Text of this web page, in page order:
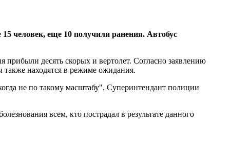
человек, еще 10 получили ранения. Автобус
десять скорых и вертолет. Согласно заявлению
также находятся в режиме ожидания.
не по такому масштабу". Суперинтендант полиции
всем, кто пострадал в результате данного